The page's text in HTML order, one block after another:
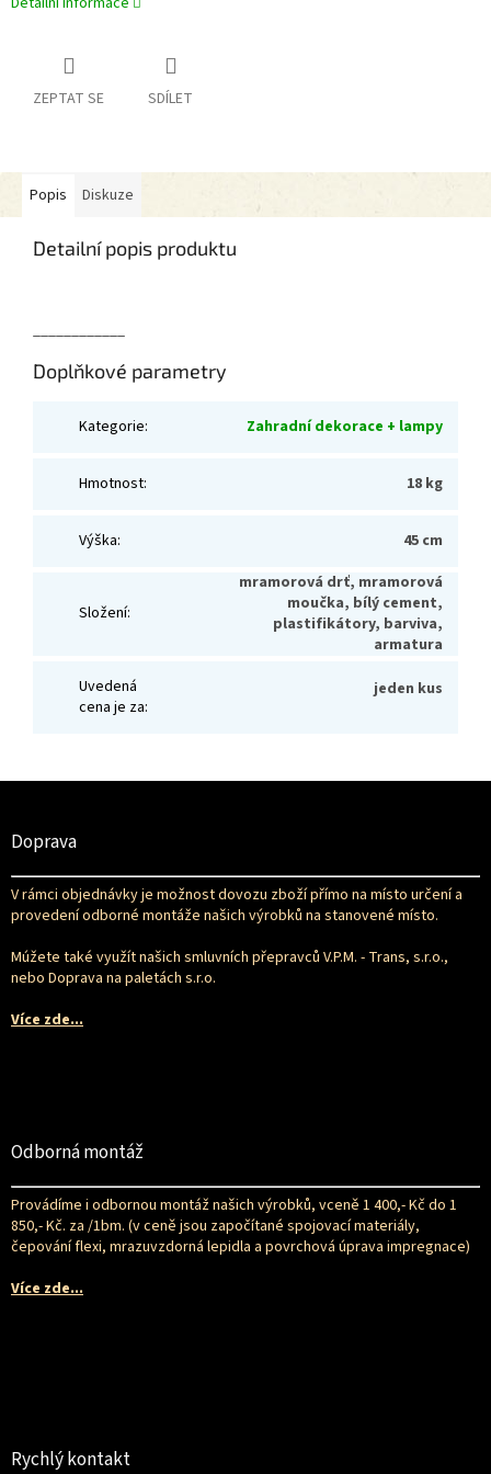
ZEPTAT SE SDÍLET
Popis Diskuze
Detailní popis produktu
____________
Doplňkové parametry
Kategorie: Zahradní dekorace + lampy
Hmotnost: 18 kg
Výška: 45 cm
Složení:
mramorová drť, mramorová
moučka, bílý cement,
plastifikátory, barviva,
armatura
Uvedená
cena je za:
jeden kus
Doprava
V rámci objednávky je možnost dovozu zboží přímo na místo určení a
provedení odborné montáže našich výrobků na stanovené místo.
Múžete také využít našich smluvních přepravců V.P.M. - Trans, s.r.o.,
nebo Doprava na paletách s.r.o.
Více zde...
Odborná montáž
Provádíme i odbornou montáž našich výrobků, vceně 1 400,- Kč do 1
850,- Kč. za /1bm. (v ceně jsou započítané spojovací materiály,
čepování flexi, mrazuvzdorná lepidla a povrchová úprava impregnace)
Více zde...
Rychlý kontakt